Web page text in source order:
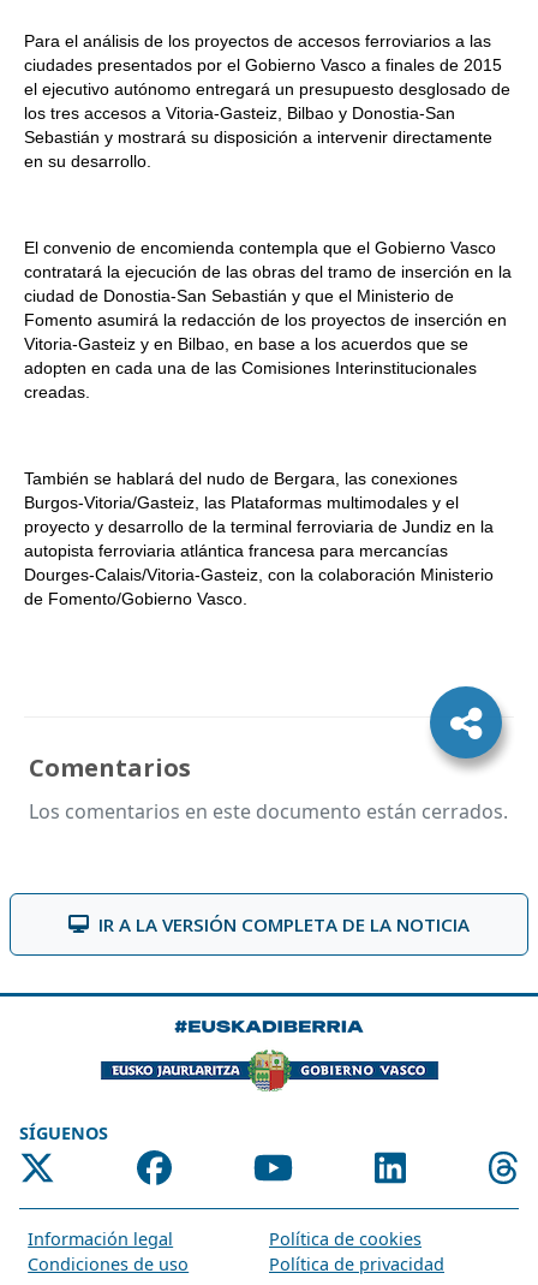
Para el análisis de los proyectos de accesos ferroviarios a las
ciudades presentados por el Gobierno Vasco a finales de 2015
el ejecutivo autónomo entregará un presupuesto desglosado de
los tres accesos a Vitoria-Gasteiz, Bilbao y Donostia-San
Sebastián y mostrará su disposición a intervenir directamente
en su desarrollo.
El convenio de encomienda contempla que el Gobierno Vasco
contratará la ejecución de las obras del tramo de inserción en la
ciudad de Donostia-San Sebastián y que el Ministerio de
Fomento asumirá la redacción de los proyectos de inserción en
Vitoria-Gasteiz y en Bilbao, en base a los acuerdos que se
adopten en cada una de las Comisiones Interinstitucionales
creadas.
También se hablará del nudo de Bergara, las conexiones
Burgos-Vitoria/Gasteiz, las Plataformas multimodales y el
proyecto y desarrollo de la terminal ferroviaria de Jundiz en la
autopista ferroviaria atlántica francesa para mercancías
Dourges-Calais/Vitoria-Gasteiz, con la colaboración Ministerio
de Fomento/Gobierno Vasco.
Comentarios
Los comentarios en este documento están cerrados.
IR A LA VERSIÓN COMPLETA DE LA NOTICIA
SÍGUENOS
Información legal
Política de cookies
Condiciones de uso
Política de privacidad